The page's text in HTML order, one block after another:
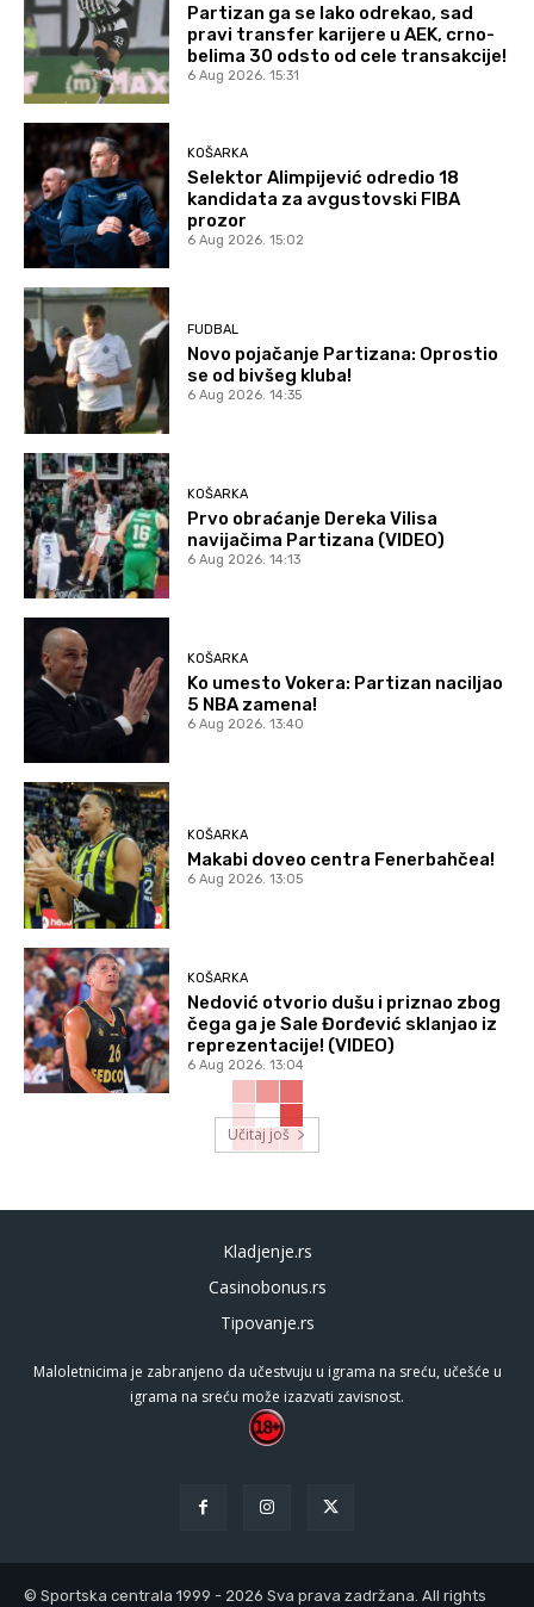
Partizan ga se lako odrekao, sad
pravi transfer karijere u AEK, crno-
belima 30 odsto od cele transakcije!
6 Aug 2026. 15:31
KOŠARKA
Selektor Alimpijević odredio 18
kandidata za avgustovski FIBA
prozor
6 Aug 2026. 15:02
FUDBAL
Novo pojačanje Partizana: Oprostio
se od bivšeg kluba!
6 Aug 2026. 14:35
KOŠARKA
Prvo obraćanje Dereka Vilisa
navijačima Partizana (VIDEO)
6 Aug 2026. 14:13
KOŠARKA
Ko umesto Vokera: Partizan naciljao
5 NBA zamena!
6 Aug 2026. 13:40
KOŠARKA
Makabi doveo centra Fenerbahčea!
6 Aug 2026. 13:05
KOŠARKA
Nedović otvorio dušu i priznao zbog
čega ga je Sale Đorđević sklanjao iz
reprezentacije! (VIDEO)
6 Aug 2026. 13:04
Učitaj još
Kladjenje.rs
Casinobonus.rs
Tipovanje.rs
Maloletnicima je zabranjeno da učestvuju u igrama na sreću, učešće u
igrama na sreću može izazvati zavisnost.
© Sportska centrala 1999 - 2026 Sva prava zadržana. All rights